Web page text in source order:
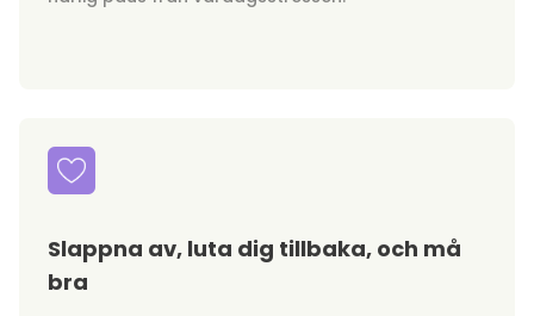
Slappna av, luta dig tillbaka, och må
bra